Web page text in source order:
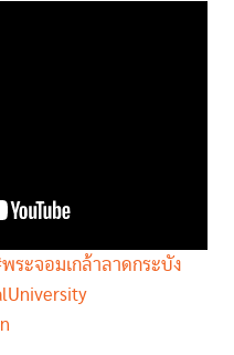
ระจอมเกล้าลาดกระบัง